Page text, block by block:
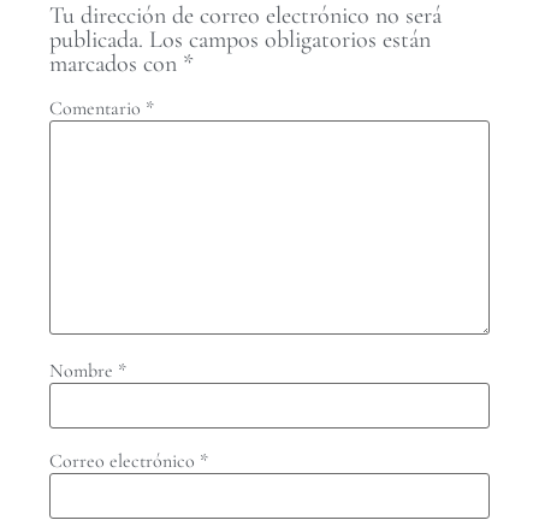
Tu dirección de correo electrónico no será
publicada. Los campos obligatorios están
marcados con *
Comentario *
Nombre *
Correo electrónico *